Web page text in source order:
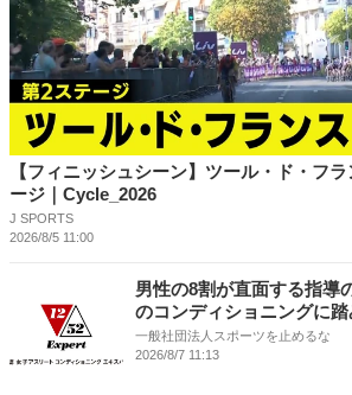
【フィニッシュシーン】ツール・ド・フ
ージ｜Cycle_2026
J SPORTS
2026/8/5 11:00
男性の8割が直面する指導
のコンディショニングに踏
一般社団法人スポーツを止めるな
2026/8/7 11:13